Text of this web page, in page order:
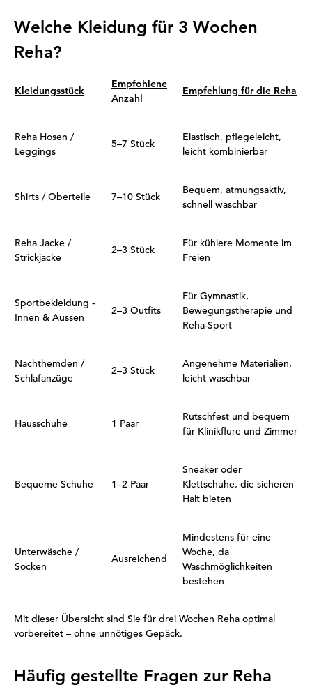
Welche Kleidung für 3 Wochen
Reha?
Kleidungsstück
Empfohlene
Anzahl
Empfehlung für die Reha
Reha Hosen /
Leggings
5–7 Stück
Elastisch, pflegeleicht,
leicht kombinierbar
Shirts / Oberteile 7–10 Stück
Bequem, atmungsaktiv,
schnell waschbar
Reha Jacke /
Strickjacke
2–3 Stück
Für kühlere Momente im
Freien
Sportbekleidung -
Innen & Aussen
2–3 Outfits
Für Gymnastik,
Bewegungstherapie und
Reha-Sport
Nachthemden /
Schlafanzüge
2–3 Stück
Angenehme Materialien,
leicht waschbar
Hausschuhe 1 Paar
Rutschfest und bequem
für Klinikflure und Zimmer
Bequeme Schuhe 1–2 Paar
Sneaker oder
Klettschuhe, die sicheren
Halt bieten
Unterwäsche /
Socken
Ausreichend
Mindestens für eine
Woche, da
Waschmöglichkeiten
bestehen
Mit dieser Übersicht sind Sie für drei Wochen Reha optimal
vorbereitet – ohne unnötiges Gepäck.
Häufig gestellte Fragen zur Reha